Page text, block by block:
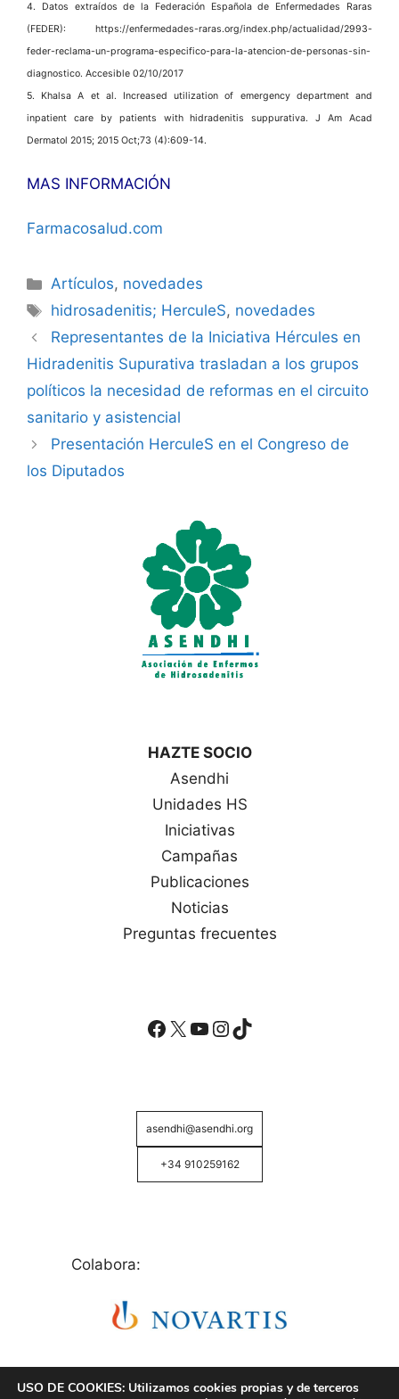
4. Datos extraídos de la Federación Española de Enfermedades Raras
(FEDER): https://enfermedades-raras.org/index.php/actualidad/2993-
feder-reclama-un-programa-especifico-para-la-atencion-de-personas-sin-
diagnostico. Accesible 02/10/2017
5. Khalsa A et al. Increased utilization of emergency department and
inpatient care by patients with hidradenitis suppurativa. J Am Acad
Dermatol 2015; 2015 Oct;73 (4):609-14.
MAS INFORMACIÓN
Farmacosalud.com
Categorías
Artículos, novedades
Etiquetas
hidrosadenitis; HerculeS, novedades
Representantes de la Iniciativa Hércules en
Hidradenitis Supurativa trasladan a los grupos
políticos la necesidad de reformas en el circuito
sanitario y asistencial
Presentación HerculeS en el Congreso de
los Diputados
HAZTE SOCIO
Asendhi
Unidades HS
Iniciativas
Campañas
Publicaciones
Noticias
Preguntas frecuentes
Facebook
X YouTube
Instagram
TikTok
asendhi@asendhi.org
+34 910259162
Colabora:
USO DE COOKIES: Utilizamos cookies propias y de terceros